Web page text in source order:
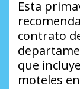
Esta
contrato
que
moteles